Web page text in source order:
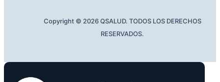
Copyright © 2026 QSALUD. TODOS LOS DERECHOS
RESERVADOS.